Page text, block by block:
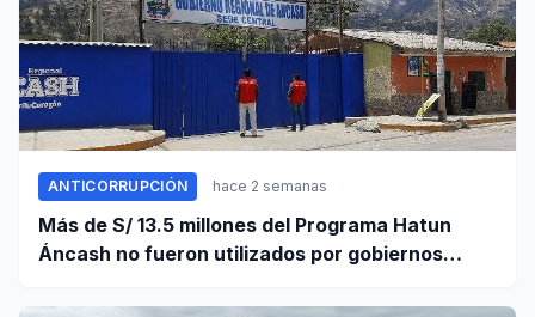
ANTICORRUPCIÓN hace 2 semanas
Más de S/ 13.5 millones del Programa Hatun
Áncash no fueron utilizados por gobiernos